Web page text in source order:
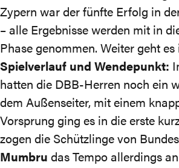
Zypern war der fünfte Erfolg in
– alle Ergebnisse werden mit in
Phase genommen. Weiter geht
Spielverlauf und Wendepunkt:
hatten die DBB-Herren noch ein
dem Außenseiter, mit einem
Vorsprung ging es in die erste
zogen die Schützlinge von
Mumbru das Tempo allerdings